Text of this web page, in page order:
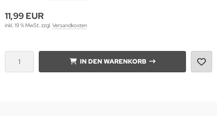
11,99 EUR
inkl. 19 % MwSt. zzgl. Versandkosten
IN DEN WARENKORB